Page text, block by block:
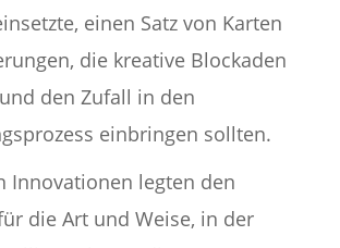
einen Satz von Karten
die kreative Blockaden
den Zufall in den
einbringen sollten.
Innovationen legten den
die Art und Weise, in der